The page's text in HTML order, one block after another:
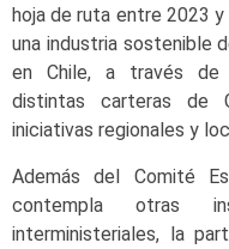
hoja de ruta entre 2023
una industria sostenible
en Chile, a través de
distintas carteras de
iniciativas regionales y
Además del Comité
contempla otras
interministeriales, la